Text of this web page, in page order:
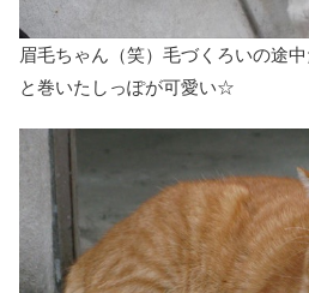
眉毛ちゃん（笑）毛づくろいの途
と巻いたしっぽが可愛い☆